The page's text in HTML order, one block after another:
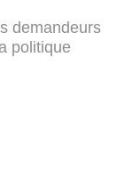
demandeurs
politique